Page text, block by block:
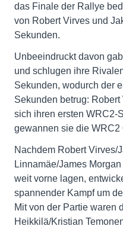
das Finale der Rallye
von Robert Virves und
Sekunden.
Unbeeindruckt davon
und schlugen ihre
Sekunden, wodurch der
Sekunden betrug:
sich ihren ersten WRC2-
gewannen sie die WRC2
Nachdem Robert Virves/
Linnamäe/James
weit vorne lagen,
spannender Kampf um
Mit von der Partie waren
Heikkilä/Kristian